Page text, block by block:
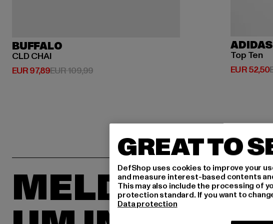
BUFFALO
CLD CHAI
EUR 97,89
Derzeitiger Preis: EUR 97,89
EUR 109,99Aktionspreis: EUR 109,99
ADIDAS
Top Ten
EUR 52,50
Derzeitiger
MELDE DICH
GREAT TO
DefShop uses cookies to improve your
and measure interest-based contents
This may also include the processing of
protection standard. If you want to
Data protection